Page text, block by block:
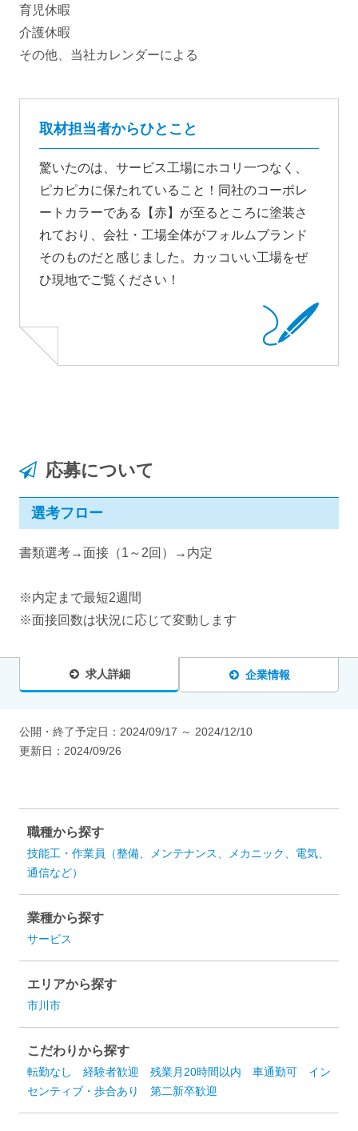
育児休暇
介護休暇
その他、当社カレンダーによる
取材担当者からひとこと
驚いたのは、サービス工場にホコリ一つなく、
ピカピカに保たれていること！同社のコーポレ
ートカラーである【赤】が至るところに塗装さ
れており、会社・工場全体がフォルムブランド
そのものだと感じました。カッコいい工場をぜ
ひ現地でご覧ください！
応募について
選考フロー
書類選考→面接（1～2回）→内定
※内定まで最短2週間
※面接回数は状況に応じて変動します
求人詳細 企業情報
公開・終了予定日： 2024/09/17 ～ 2024/12/10
更新日： 2024/09/26
職種から探す
技能工・作業員（整備、メンテナンス、メカニック、電気、
通信など）
業種から探す
サービス
エリアから探す
市川市
こだわりから探す
転勤なし 経験者歓迎 残業月20時間以内 車通勤可
イン
センティブ・歩合あり
第二新卒歓迎